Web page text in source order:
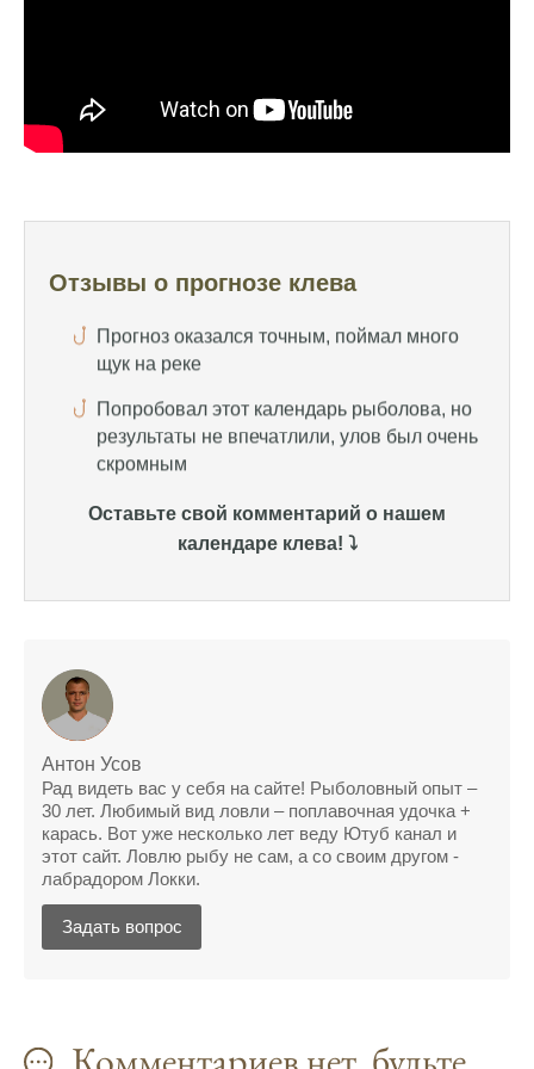
Отзывы о прогнозе клева
иногда нет, это всегда лотерея
Отличный прогноз клева! Сегодня поймал
Прогноз оказался точным, поймал много
Попробовал этот календарь рыболова, но
результаты не впечатлили, улов был очень
скромным
Спасибо за информацию! Рыбалка прошла
отлично, уловил карпа и налима
Уже второй раз пользуюсь этим прогнозом,
Сегодня благодаря прогнозу клева удалось
действительно работает
полной ерундой, ни одной рыбы не поймал
Поймал всего одну рыбу, несмотря на
Сегодняшний прогноз клева позволил мне
успешно поймать крупную щуку.
Прогноз клева на рыбалку на следующую
неделю обещает хорошие результаты.
Благодаря лунному календарю и прогнозу
ближайшие дни.
Оставьте свой комментарий о нашем
календаре клева! ⤵️
Антон Усов
Рад видеть вас у себя на сайте! Рыболовный опыт –
30 лет. Любимый вид ловли – поплавочная удочка +
карась. Вот уже несколько лет веду Ютуб канал и
этот сайт. Ловлю рыбу не сам, а со своим другом -
лабрадором Локки.
Задать вопрос